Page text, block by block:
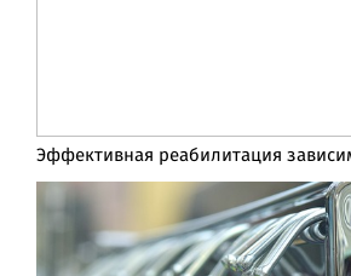
Эффективная реабилитация